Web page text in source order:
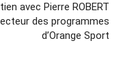
avec Pierre ROBERT
des programmes
d’Orange Sport